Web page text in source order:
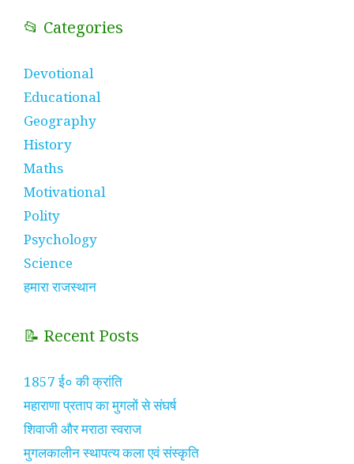
📂 Categories
Devotional
Educational
Geography
History
Maths
Motivational
Polity
Psychology
Science
हमारा राजस्थान
📝 Recent Posts
1857 ई० की क्रांति
महाराणा प्रताप का मुगलों से संघर्ष
शिवाजी और मराठा स्वराज
मुगलकालीन स्थापत्य कला एवं संस्कृति